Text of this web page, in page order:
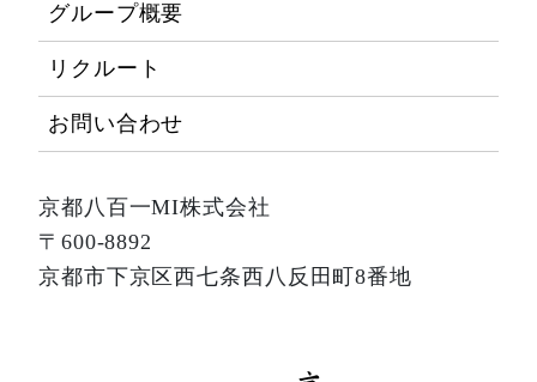
グループ概要
リクルート
お問い合わせ
京都八百一MI株式会社
〒600-8892
京都市下京区西七条西八反田町8番地